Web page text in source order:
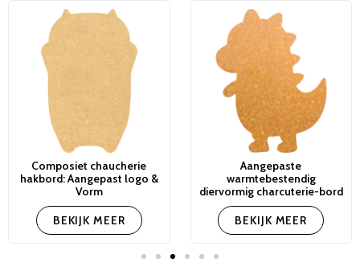
Composiet chaucherie
hakbord: Aangepast logo &
Vorm
BEKIJK MEER
Aangepaste
warmtebestendig
diervormig charcuterie-bord
BEKIJK MEER